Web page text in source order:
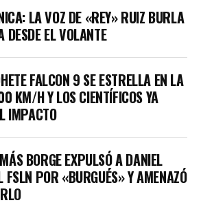
LA VOZ DE «REY» RUIZ BURLA
DESDE EL VOLANTE
FALCON 9 SE ESTRELLA EN LA
KM/H Y LOS CIENTÍFICOS YA
IMPACTO
BORGE EXPULSÓ A DANIEL
FSLN POR «BURGUÉS» Y AMENAZÓ